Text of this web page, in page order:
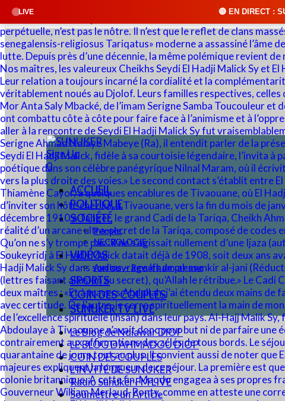
LIVE 🔴 EN DIRECT : SUNUKER FM •
Sign Up
0
ACCUEIL
POLITIQUE
SOCIÉTÉ
People
NECROLOGIE
VIDÉOS
Audios – Revues de presse
SPORTS
COIN DES COUPLES
SUNUKER TV LIVE
Le Blog de Ndiawar DIOP
LE BLOG D’AHMADOU DIOP
COIN DES COUPLES
L’INVITÉ DE SUNUKER
Radio Sunuker FM LIVE
Soumettre un Article